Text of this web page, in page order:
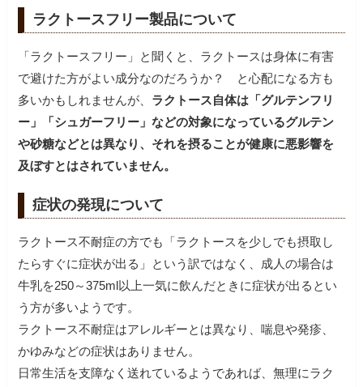
ラクトースフリー製品について
「ラクトースフリー」と聞くと、ラクトースは身体に有害
で避けた方がよい成分なのだろうか？ と心配になる方も
多いかもしれませんが、 ラクトース自体は「グルテンフリ
ー」「シュガーフリー」などの対象になっているグルテン
や砂糖などとは異なり、それを摂ることが健康に悪影響を
及ぼすとはされていません。
症状の発現について
ラクトース不耐症の方でも「ラクトースを少しでも摂取し
たらすぐに症状が出る」という訳ではなく、成人の場合は
牛乳を250～375ml以上一気に飲んだときに症状が出るとい
う方が多いようです。
ラクトース不耐症はアレルギーとは異なり、喘息や発疹、
かゆみなどの症状はありません。
日常生活を支障なく送れているようであれば、無理にラク